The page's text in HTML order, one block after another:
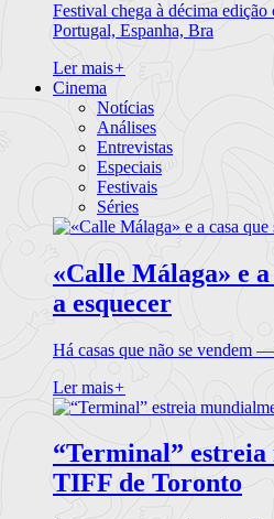
Festival chega à décima
Portugal, Espanha, Bra
Ler mais+
Cinema
Notícias
Análises
Entrevistas
Especiais
Festivais
Séries
«Calle Málaga» e a
a esquecer
Há casas que não se vendem
Ler mais+
“Terminal”
TIFF de Toronto